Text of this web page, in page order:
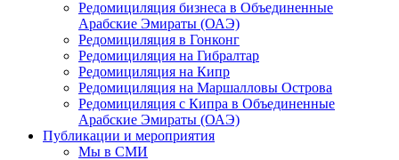
Редомициляция бизнеса в Объединенные
Арабские Эмираты (ОАЭ)
Редомициляция в Гонконг
Редомициляция на Гибралтар
Редомициляция на Кипр
Редомициляция на Маршалловы Острова
Редомициляция с Кипра в Объединенные
Арабские Эмираты (ОАЭ)
Публикации и мероприятия
Мы в СМИ